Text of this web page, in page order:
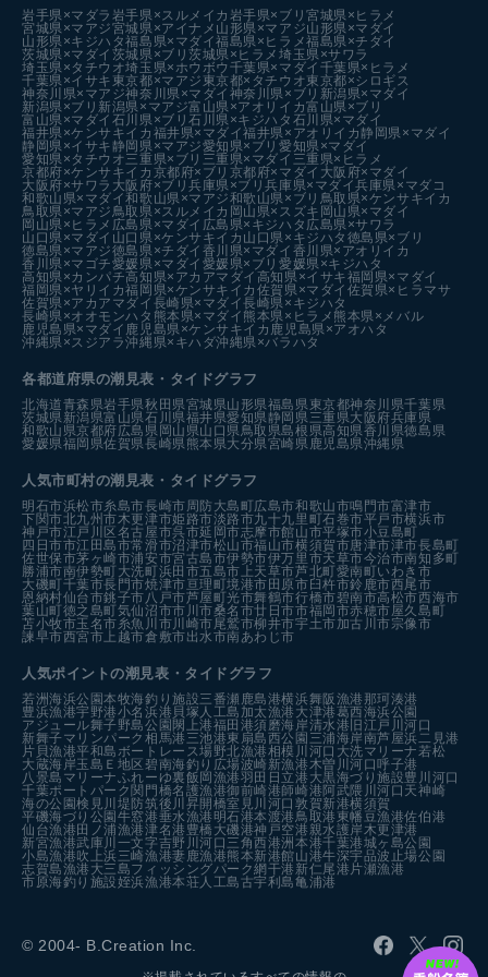
岩手県×マダラ 岩手県×スルメイカ 岩手県×ブリ宮城県×ヒラメ
宮城県×マアジ宮城県×アイナメ 山形県×マアジ山形県×マダイ
山形県×キジハタ福島県×マダイ福島県×ヒラメ福島県×チダイ
茨城県×マダイ 茨城県×ブリ茨城県×ヒラメ埼玉県×サワラ
埼玉県×タチウオ埼玉県×ホウボウ 千葉県×マダイ 千葉県×ヒラメ
千葉県×イサキ 東京都×マアジ 東京都×タチウオ東京都×シロギス
神奈川県×マアジ神奈川県×マダイ 神奈川県×ブリ 新潟県×マダイ
新潟県×ブリ 新潟県×マアジ富山県×アオリイカ富山県×ブリ
富山県×マダイ 石川県×ブリ石川県×キジハタ 石川県×マダイ
福井県×ケンサキイカ 福井県×マダイ福井県×アオリイカ 静岡県×マダイ
静岡県×イサキ 静岡県×マアジ愛知県×ブリ愛知県×マダイ
愛知県×タチウオ三重県×ブリ 三重県×マダイ 三重県×ヒラメ
京都府×ケンサキイカ 京都府×ブリ 京都府×マダイ 大阪府×マダイ
大阪府×サワラ 大阪府×ブリ兵庫県×ブリ兵庫県×マダイ兵庫県×マダコ
和歌山県×マダイ和歌山県×マアジ和歌山県×ブリ 鳥取県×ケンサキイカ
鳥取県×マアジ鳥取県×スルメイカ 岡山県×スズキ 岡山県×マダイ
岡山県×ヒラメ 広島県×マダイ 広島県×キジハタ 広島県×サワラ
山口県×マダイ 山口県×ケンサキイカ 山口県×キジハタ 徳島県×ブリ
徳島県×マアジ徳島県×チダイ 香川県×マダイ 香川県×アオリイカ
香川県×マゴチ愛媛県×マダイ 愛媛県×ブリ愛媛県×キジハタ
高知県×カンパチ高知県×アカアマダイ 高知県×イサキ福岡県×マダイ
福岡県×ヤリイカ福岡県×ケンサキイカ 佐賀県×マダイ 佐賀県×ヒラマサ
佐賀県×アカアマダイ 長崎県×マダイ長崎県×キジハタ
長崎県×オオモンハタ 熊本県×マダイ 熊本県×ヒラメ 熊本県×メバル
鹿児島県×マダイ 鹿児島県×ケンサキイカ 鹿児島県×アオハタ
沖縄県×スジアラ沖縄県×キハダ沖縄県×バラハタ
各都道府県の潮見表 ・タイドグラフ
北海道青森県岩手県秋田県宮城県山形県福島県東京都神奈川県千葉県
茨城県新潟県富山県石川県福井県愛知県静岡県三重県大阪府兵庫県
和歌山県京都府広島県 岡山県山口県鳥取県島根県高知県香川県徳島県
愛媛県福岡県佐賀県長崎県熊本県大分県宮崎県鹿児島県沖縄県
人気市町村の潮見表・タイドグラフ
明石市浜松市糸島市長崎市周防大島町広島市和歌山市鳴門市富津市
下関市北九州市木更津市姫路市淡路市九十九里町石巻市平戸市横浜市
神戸市江戸川区 名古屋市呉市延岡市志摩市館山市平塚市小豆島町
四日市市江田島市常滑市沼津市松山市福山市横須賀市唐津市津市長島町
佐世保市茅ヶ崎市浦安市宮古島市伊勢市伊万里市天草市今治市南知多町
勝浦市南伊勢町大洗町浜田市五島市 上天草市芦北町愛南町いわき市
大磯町千葉市長門市焼津市亘理町境港市 田原市 臼杵市鈴鹿市西尾市
恩納村仙台市銚子市八戸市芦屋町光市舞鶴市行橋市碧南市高松市西海市
葉山町徳之島町気仙沼市市川市桑名市廿日市市福岡市赤穂市屋久島町
苫小牧市玉名市糸魚川市川崎市尾鷲市柳井市宇土市加古川市宗像市
諫早市西宮市 上越市倉敷市出水市南あわじ市
人気ポイントの潮見表・タイドグラフ
若洲海浜公園本牧海釣り施設三番瀬 鹿島港横浜舞阪漁港 那珂湊港
豊浜漁港宇野港小名浜港 貝塚人工島 加太漁港 大津港葛西海浜公園
アジュール舞子野島公園 閖上港福田港須磨海岸清水港 旧江戸川河口
新舞子マリンパーク 相馬港 三池港東扇島西公園 三浦海岸南芦屋浜二見港
片貝漁港平和島ボートレース場野北漁港相模川河口 大洗マリーナ若松
大蔵海岸玉島Ｅ地区 碧南海釣り広場波崎新漁港木曽川河口 呼子港
八景島マリーナふれーゆ裏飯岡漁港羽田 日立港 大黒海づり施設豊川河口
千葉ポートパーク 関門橋名護漁港御前崎港師崎港 阿武隈川河口 天神崎
海の公園検見川堤防筑後川昇開橋室見川河口敦賀新港横須賀
平磯海づり公園 牛窓港垂水漁港 明石港本渡港鳥取港 東幡豆漁港佐伯港
仙台漁港 田ノ浦漁港津名港 豊橋 大磯港神戸空港親水護岸木更津港
新宮漁港武庫川一文字吉野川河口 三角西港洲本港千葉港城ヶ島公園
小島漁港吹上浜三崎漁港妻鹿漁港熊本新港館山港牛深宇品波止場公園
志賀島漁港 大三島フィッシングパーク網干港 新仁尾港 片瀬漁港
市原海釣り施設姪浜漁港本荘人工島古宇利島亀浦港
© 2004- B.Creation Inc.